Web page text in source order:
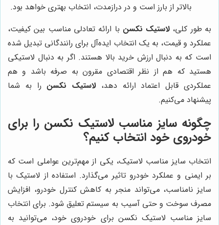
بالاتر از بارز است و در درازمدت، انتخاب بهتری خواهد بود.
به طور کلی، لاستیک نکسن با ارائه تعادلی مناسب بین کیفیت،
عملکرد و قیمت، به یک انتخاب ایده‌آل برای رانندگانی تبدیل شده
است که به دنبال ارزش خرید بالا هستند. اگر به دنبال لاستیکی
هستید که هم از نظر اقتصادی مقرون به صرفه باشد و هم
عملکردی قابل اعتماد ارائه دهد، لاستیک نکسن را به شما
پیشنهاد می‌کنیم.
چگونه سایز مناسب لاستیک نکسن را برای
خودروی خود انتخاب کنیم؟
انتخاب سایز مناسب لاستیک، یکی از مهم‌ترین عواملی است که
بر ایمنی و عملکرد خودرو تاثیر می‌گذارد. استفاده از لاستیک با
سایز نامناسب، می‌تواند منجر به کاهش کنترل خودرو، افزایش
مصرف سوخت و حتی آسیب به سیستم تعلیق شود. برای انتخاب
سایز مناسب لاستیک نکسن برای خودروی خود، می‌توانید به